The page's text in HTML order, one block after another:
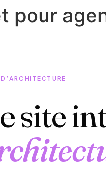
pour
site